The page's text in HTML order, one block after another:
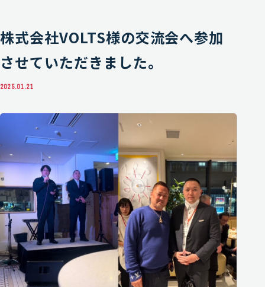
SPONSOR-INTRODUCTION
スポンサー様紹介
COMPANY
運営情報
MEMBER
メンバー紹介
GENBAKUN-HERO
GENBAKUN HEROES
株式会社VOLTS様の交流会へ参加
させていただきました。
2025.01.21